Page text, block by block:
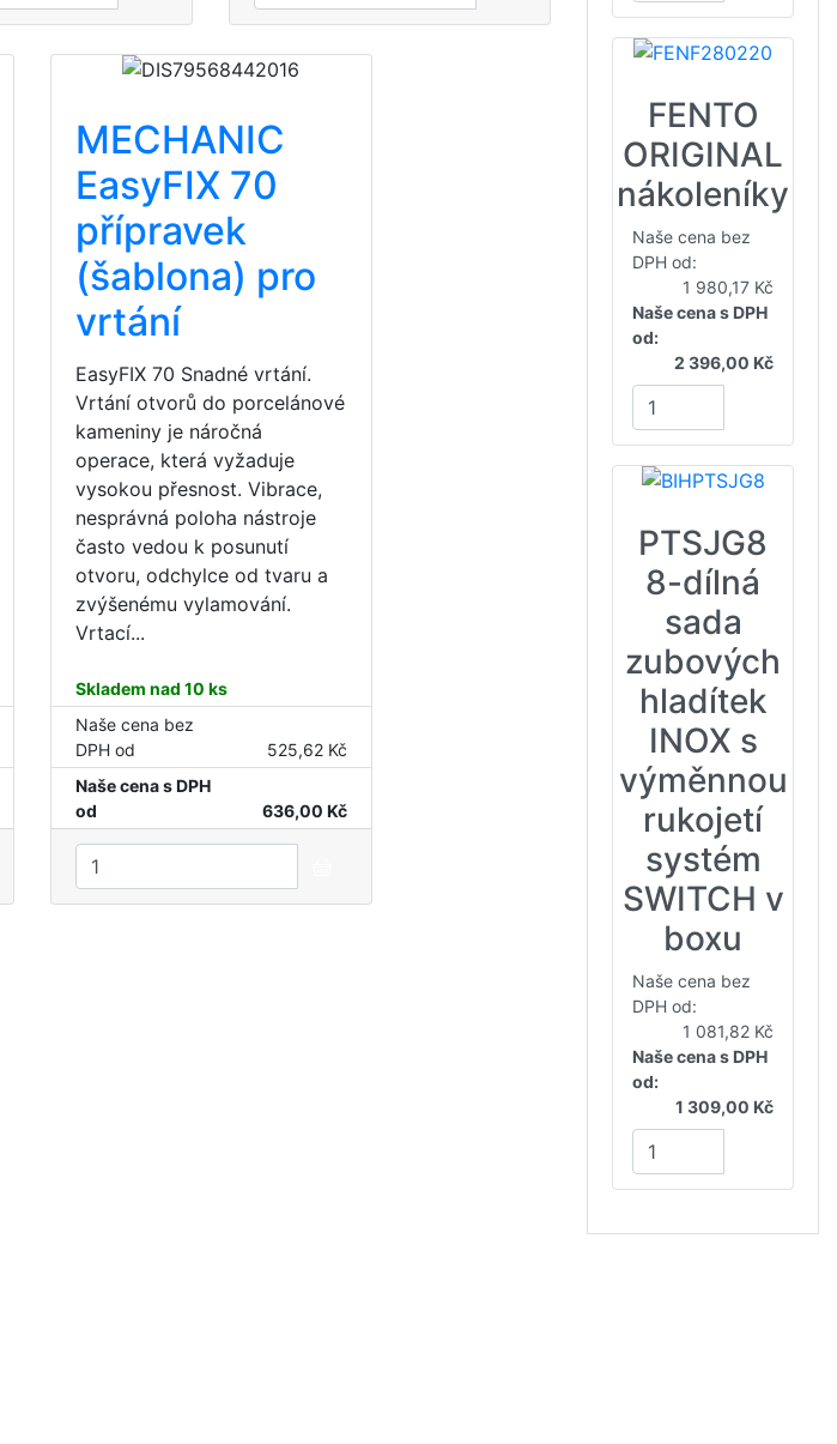
MECHANIC
EasyFIX 70
přípravek
(šablona) pro
vrtání
EasyFIX 70 Snadné vrtání.
Vrtání otvorů do porcelánové
kameniny je náročná
operace, která vyžaduje
vysokou přesnost. Vibrace,
nesprávná poloha nástroje
často vedou k posunutí
otvoru, odchylce od tvaru a
zvýšenému vylamování.
Vrtací...
Skladem nad 10 ks
Naše cena bez
DPH od
525,62 Kč
Naše cena s DPH
od
636,00 Kč
FENTO
ORIGINAL
nákoleníky
Naše cena bez
DPH od:
1 980,17 Kč
Naše cena s DPH
od:
2 396,00 Kč
PTSJG8
8-dílná
sada
zubových
hladítek
INOX s
výměnnou
rukojetí
systém
SWITCH v
boxu
Naše cena bez
DPH od:
1 081,82 Kč
Naše cena s DPH
od:
1 309,00 Kč